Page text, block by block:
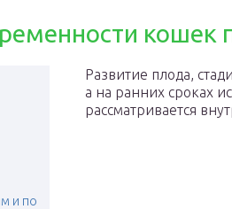
кошек
и по
Развитие плода,
а на ранних сроках
рассматривается